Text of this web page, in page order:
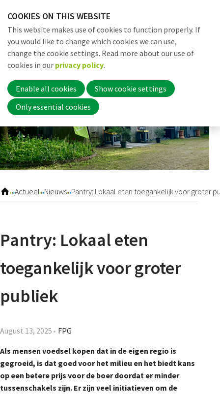
links
Jump
to
navigation
to
main
content
Actueel Nieuws Pantry: Lokaal eten toegankelijk voor groter
Pantry: Lokaal eten
toegankelijk voor groter
publiek
August 13, 2025 FPG
Als mensen voedsel kopen dat in de eigen regio is
gegroeid, is dat goed voor het milieu en het biedt kans
op een betere prijs voor de boer doordat er minder
tussenschakels zijn. Er zijn veel initiatieven om de
Home
Nieuwsbrief
Provincies
COOKIES ON THIS WEBSITE
This website makes use of cookies to function properly. If
you would like to change which cookies we can use,
change the cookie settings. Read more about our use of
cookies in our privacy policy.
Enable all cookies
Show cookie settings
Only essential cookies